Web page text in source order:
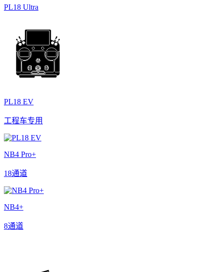
PL18 Ultra
PL18 EV
工程车专用
NB4 Pro+
18通道
NB4+
8通道